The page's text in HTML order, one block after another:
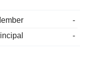
-
-